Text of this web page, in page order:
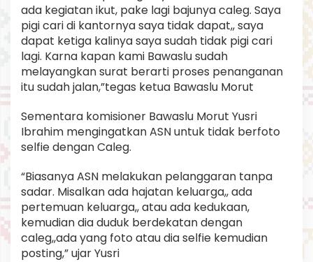
ada kegiatan ikut, pake lagi bajunya caleg. Saya
pigi cari di kantornya saya tidak dapat,, saya
dapat ketiga kalinya saya sudah tidak pigi cari
lagi. Karna kapan kami Bawaslu sudah
melayangkan surat berarti proses penanganan
itu sudah jalan,”tegas ketua Bawaslu Morut
Sementara komisioner Bawaslu Morut Yusri
Ibrahim mengingatkan ASN untuk tidak berfoto
selfie dengan Caleg.
“Biasanya ASN melakukan pelanggaran tanpa
sadar. Misalkan ada hajatan keluarga,, ada
pertemuan keluarga,, atau ada kedukaan,
kemudian dia duduk berdekatan dengan
caleg,,ada yang foto atau dia selfie kemudian
posting,” ujar Yusri